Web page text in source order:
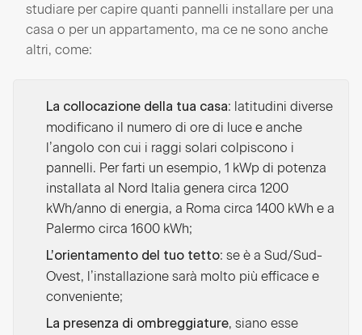
studiare per capire quanti pannelli installare per una
casa o per un appartamento, ma ce ne sono anche
altri, come:
La collocazione della tua casa: latitudini diverse
modificano il numero di ore di luce e anche
l’angolo con cui i raggi solari colpiscono i
pannelli. Per farti un esempio, 1 kWp di potenza
installata al Nord Italia genera circa 1200
kWh/anno di energia, a Roma circa 1400 kWh e a
Palermo circa 1600 kWh;
L’orientamento del tuo tetto: se è a Sud/Sud-
Ovest, l’installazione sarà molto più efficace e
conveniente;
La presenza di ombreggiature, siano esse